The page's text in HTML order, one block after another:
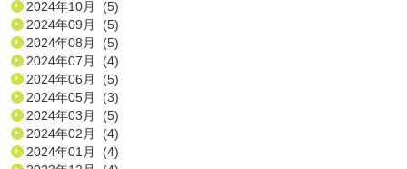
2024年10月 (5)
2024年09月 (5)
2024年08月 (5)
2024年07月 (4)
2024年06月 (5)
2024年05月 (3)
2024年03月 (5)
2024年02月 (4)
2024年01月 (4)